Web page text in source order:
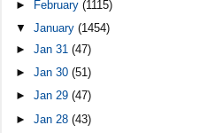
► February(1115)
▼January(1454)
►Jan 31(47)
►Jan 30(51)
►Jan 29(47)
►Jan 28(43)